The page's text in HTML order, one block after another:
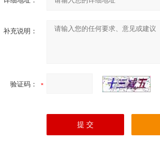
补充说明：
验证码：